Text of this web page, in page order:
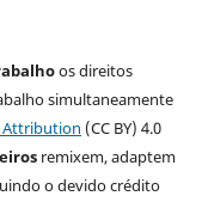
os direitos
simultaneamente
Attribution (CC BY) 4.0
remixem, adaptem
o devido crédito